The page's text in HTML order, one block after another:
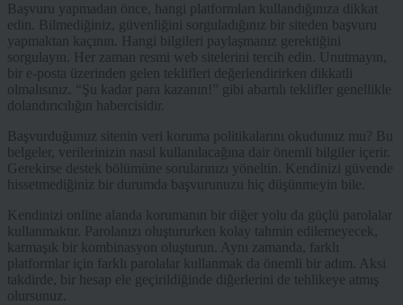
Başvuru yapmadan önce, hangi platformları kullandığınıza dikkat
edin. Bilmediğiniz, güvenliğini sorguladığınız bir siteden başvuru
yapmaktan kaçının. Hangi bilgileri paylaşmanız gerektiğini
sorgulayın. Her zaman resmi web sitelerini tercih edin. Unutmayın,
bir e-posta üzerinden gelen teklifleri değerlendirirken dikkatli
olmalısınız. “Şu kadar para kazanın!” gibi abartılı teklifler genellikle
dolandırıcılığın habercisidir.
Başvurduğunuz sitenin veri koruma politikalarını okudunuz mu? Bu
belgeler, verilerinizin nasıl kullanılacağına dair önemli bilgiler içerir.
Gerekirse destek bölümüne sorularınızı yöneltin. Kendinizi güvende
hissetmediğiniz bir durumda başvurunuzu hiç düşünmeyin bile.
Kendinizi online alanda korumanın bir diğer yolu da güçlü parolalar
kullanmaktır. Parolanızı oluştururken kolay tahmin edilemeyecek,
karmaşık bir kombinasyon oluşturun. Aynı zamanda, farklı
platformlar için farklı parolalar kullanmak da önemli bir adım. Aksi
takdirde, bir hesap ele geçirildiğinde diğerlerini de tehlikeye atmış
olursunuz.